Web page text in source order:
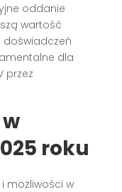
oddanie
wartość
doświadczeń
dla
przez
roku
możliwości w